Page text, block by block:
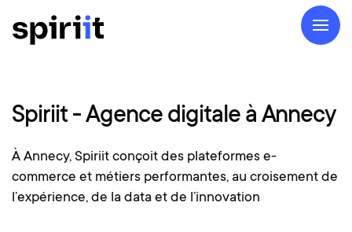
Spiriit -Agence digitale à Annecy
À Annecy, Spiriit conçoit des plateformes e-
commerce et métiers performantes, au croisement de
l’expérience, de la data et de l’innovation